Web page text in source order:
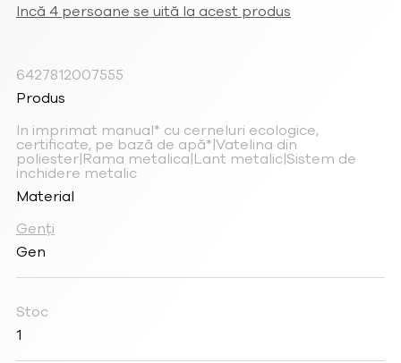
Incă 4 persoane se uită la acest produs
6427812007555
Produs
In imprimat manual* cu cerneluri ecologice,
certificate, pe bază de apă*|Vatelina din
poliester|Rama metalica|Lant metalic|Sistem de
inchidere metalic
Material
Genți
Gen
Stoc
1